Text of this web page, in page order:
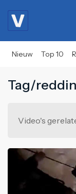
Nieuw Top 10
Tag/
Video's